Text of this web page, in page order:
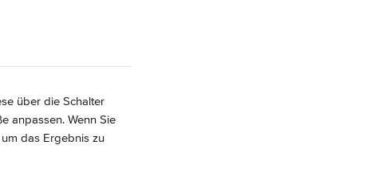
über die Schalter
anpassen. Wenn Sie
um das Ergebnis zu